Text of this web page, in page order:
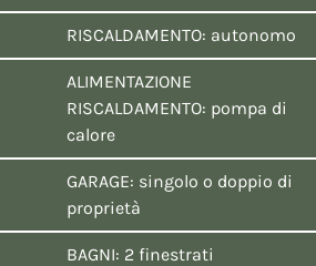
RISCALDAMENTO: autonomo
ALIMENTAZIONE
RISCALDAMENTO: pompa di
calore
GARAGE: singolo o doppio di
proprietà
BAGNI: 2 finestrati